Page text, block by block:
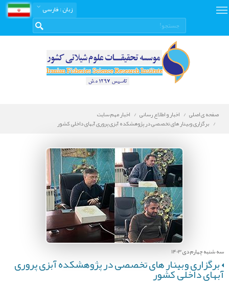
زبان: فارسی
صفحه ی اصلی اخبار و اطلاع رسانی
اخبار مهم سایت
برگزاری وبینار های تخصصی در پژوهشکده آبزی پروری آبهای داخلی کشور
سه شنبه چهارم دی 1403
برگزاری وبینار های تخصصی در پژوهشکده آبزی پروری
آبهای داخلی کشور